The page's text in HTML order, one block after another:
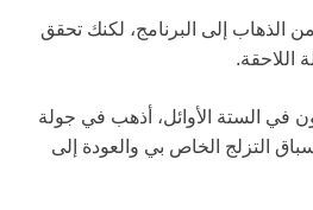
الذهاب إلى البرنامج، لكنك تحقق
اللاحقة.
في الستة الأوائل، أذهب في جولة
التزلج الخاص بي والعودة إلى